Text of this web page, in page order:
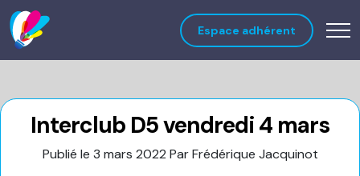
Espace adhérent
Interclub D5 vendredi 4 mars
Publié le 3 mars 2022 Par Frédérique Jacquinot